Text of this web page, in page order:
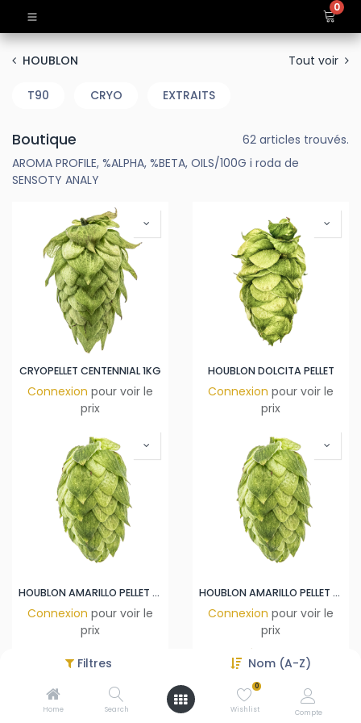
Filtres Nom (A-Z)
Home Search
0
Wishlist Compte
0
HOUBLON Tout voir
T90 CRYO EXTRAITS
Boutique
62 articles trouvés.
AROMA PROFILE, %ALPHA, %BETA, OILS/100G i roda de
SENSOTY ANALY
CRYOPELLET CENTENNIAL 1KG
Connexion pour voir le
prix
HOUBLON DOLCITA PELLET
Connexion pour voir le
prix
HOUBLON AMARILLO PELLET 1KG
Connexion pour voir le
prix
HOUBLON AMARILLO PELLET 2024
Connexion pour voir le
prix